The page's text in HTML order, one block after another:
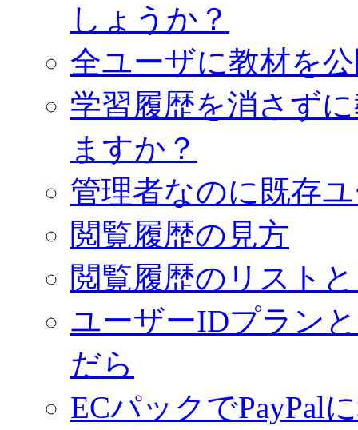
しょうか？
全ユーザに教材を
学習履歴を消さず
ますか？
管理者なのに既存
閲覧履歴の見方
閲覧履歴のリスト
ユーザーIDプラン
だら
ECパックでPayPal